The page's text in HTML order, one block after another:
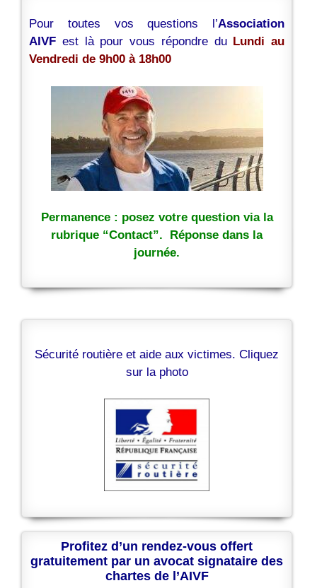
Pour toutes vos questions l’Association
AIVF est là pour vous répondre du Lundi au
Vendredi de 9h00 à 18h00
Permanence : posez votre question via la
rubrique “Contact”. Réponse dans la
journée.
Sécurité routière et aide aux victimes. Cliquez
sur la photo
Profitez d’un rendez-vous offert
gratuitement par un avocat signataire des
chartes de l’AIVF